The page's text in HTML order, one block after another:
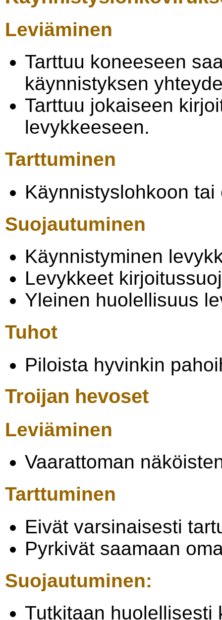
Leviäminen
Tarttuu koneeseen
käynnistyksen
Tarttuu jokaiseen
levykkeeseen.
Tarttuminen
Käynnistyslohkoon
Suojautuminen
Käynnistyminen
Levykkeet
Yleinen huolellisuus
Tuhot
Piloista hyvinkin
Troijan hevoset
Leviäminen
Vaarattoman
Tarttuminen
Eivät varsinaisesti
Pyrkivät saamaan
Suojautuminen:
Tutkitaan huolellisesti